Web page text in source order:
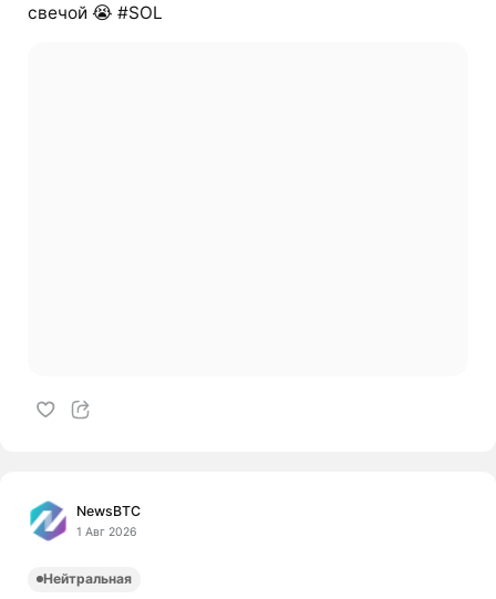
свечой 😭 #SOL
NewsBTC
1 Авг 2026
Нейтральная